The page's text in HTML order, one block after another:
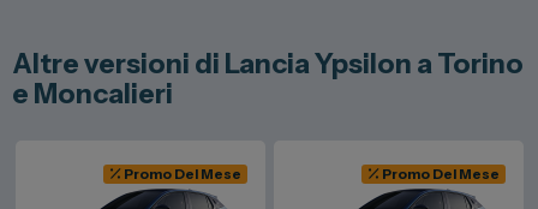
Altre versioni di Lancia Ypsilon a Torino
e Moncalieri
Promo Del Mese Promo Del Mese